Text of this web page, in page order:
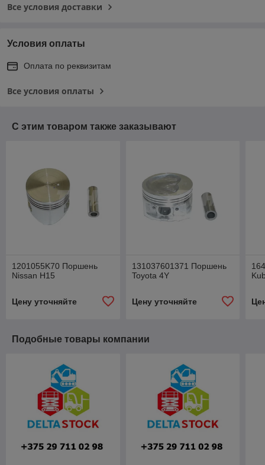
Все условия доставки
Условия оплаты
Оплата по реквизитам
Все условия оплаты
С этим товаром также заказывают
1201055K70 Поршень
Nissan H15
Цену уточняйте
131037601371 Поршень
Toyota 4Y
Цену уточняйте
Подобные товары компании